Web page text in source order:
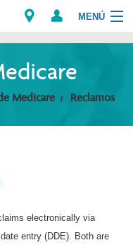
MENÚ
Medicare Reclamos
electronically via
entry (DDE). Both are